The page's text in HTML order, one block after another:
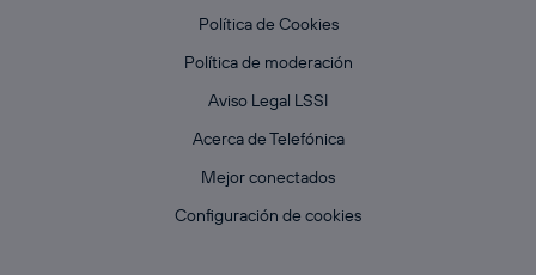
Política de Cookies
Política de moderación
Aviso Legal LSSI
Acerca de Telefónica
Mejor conectados
Configuración de cookies